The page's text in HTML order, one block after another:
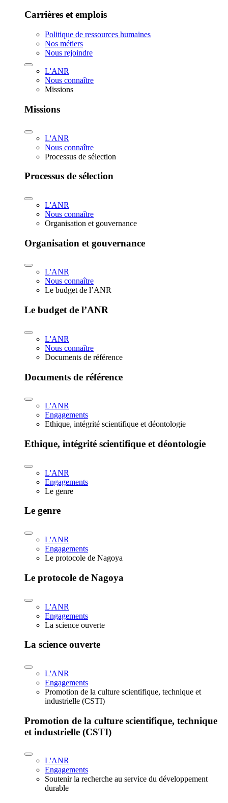
Carrières et emplois
Politique de ressources humaines
Nos métiers
Nous rejoindre
L'ANR
Nous connaître
Missions
Missions
L'ANR
Nous connaître
Processus de sélection
Processus de sélection
L'ANR
Nous connaître
Organisation et gouvernance
Organisation et gouvernance
L'ANR
Nous connaître
Le budget de l’ANR
Le budget de l’ANR
L'ANR
Nous connaître
Documents de référence
Documents de référence
L'ANR
Engagements
Ethique, intégrité scientifique et déontologie
Ethique, intégrité scientifique et déontologie
L'ANR
Engagements
Le genre
Le genre
L'ANR
Engagements
Le protocole de Nagoya
Le protocole de Nagoya
L'ANR
Engagements
La science ouverte
La science ouverte
L'ANR
Engagements
Promotion de la culture scientifique, technique et
industrielle (CSTI)
Promotion de la culture scientifique, technique
et industrielle (CSTI)
L'ANR
Engagements
Soutenir la recherche au service du développement
durable